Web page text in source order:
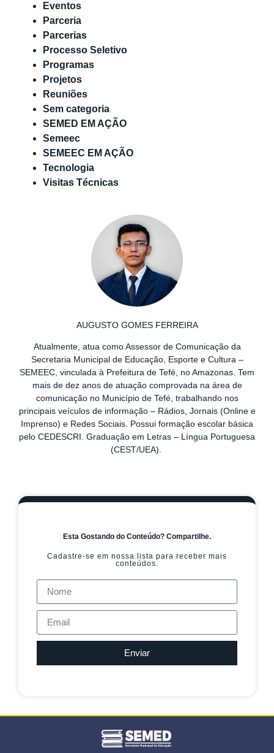
Eventos
Parceria
Parcerias
Processo Seletivo
Programas
Projetos
Reuniões
Sem categoria
SEMED EM AÇÃO
Semeec
SEMEEC EM AÇÃO
Tecnologia
Visitas Técnicas
AUGUSTO GOMES FERREIRA
Atualmente, atua como Assessor de Comunicação da
Secretaria Municipal de Educação, Esporte e Cultura –
SEMEEC, vinculada à Prefeitura de Tefé, no Amazonas. Tem
mais de dez anos de atuação comprovada na área de
comunicação no Município de Tefé, trabalhando nos
principais veículos de informação – Rádios, Jornais (Online e
Imprenso) e Redes Sociais. Possui formação escolar básica
pelo CEDESCRI. Graduação em Letras – Língua Portuguesa
(CEST/UEA).
Esta Gostando do Conteúdo? Compartilhe.
Cadastre-se em nossa lista para receber mais
conteúdos.
Enviar